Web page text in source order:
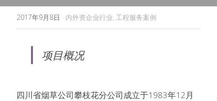
2017年9月8日 · 内外资企业行业, 工程服务案例
项目概况
四川省烟草公司攀枝花分公司成立于1983年12月